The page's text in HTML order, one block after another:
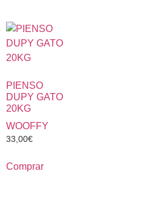
PIENSO
DUPY GATO
20KG
WOOFFY
33,00€
Comprar